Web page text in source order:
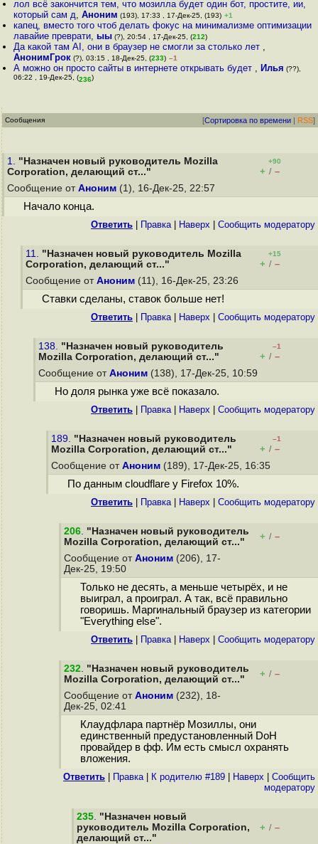
лол всё закончится тем, что мозилла будет один бот, простите, ии,
который сам д,Аноним (193), 17:33 , 17-Дек-25, (193) +1
капец, вместо того чтоб делать фокус на минимализме оптимизации
лавайие преврати, ыы (?), 20:54 , 17-Дек-25, (212)
Да какой там AI, они в браузер не смогли за столько лет ,
АнонимГрок (?), 03:15 , 18-Дек-25, (233) –1
А можно он просто сайты в интернете открывать будет , Илья (??),
06:22 , 19-Дек-25, (236)
Сообщения [Сортировка по времени | RSS]
1. "Назначен новый руководитель Mozilla
Corporation, делающий ст..."
+90
+ / –
Сообщение от Аноним (1), 16-Дек-25, 22:57
Начало конца.
Ответить Правка| Наверх Cообщить модератору
11. "Назначен новый руководитель Mozilla
Corporation, делающий ст..."
+15
+ / –
Сообщение от Аноним (11), 16-Дек-25, 23:26
Ставки сделаны, ставок больше нет!
Ответить Правка| Наверх Cообщить модератору
138. "Назначен новый руководитель
Mozilla Corporation, делающий ст..."
–1
+ / –
Сообщение от Аноним (138), 17-Дек-25, 10:59
Но доля рынка уже всё показало.
Ответить Правка| Наверх Cообщить модератору
189. "Назначен новый руководитель
Mozilla Corporation, делающий ст..."
–1
+ / –
Сообщение от Аноним (189), 17-Дек-25, 16:35
По данным cloudflare у Firefox 10%.
Ответить Правка| Наверх Cообщить модератору
206. "Назначен новый руководитель
Mozilla Corporation, делающий ст..."
+ / –
Сообщение от Аноним (206), 17-
Дек-25, 19:50
Только не десять, а меньше четырёх, и не
выиграл, а проиграл. А так, всё правильно
говоришь. Маргинальный браузер из категории
"Everything else".
Ответить Правка| Наверх Cообщить модератору
232. "Назначен новый руководитель
Mozilla Corporation, делающий ст..."
+ / –
Сообщение от Аноним (232), 18-
Дек-25, 02:41
Клаудфлара партнёр Мозиллы, они
единственный предустановленный DoH
провайдер в фф. Им есть смысл охранять
вложения.
Ответить Правка| К родителю #189 Наверх
Cообщить
модератору
235. "Назначен новый
руководитель Mozilla Corporation,
делающий ст..."
+ / –